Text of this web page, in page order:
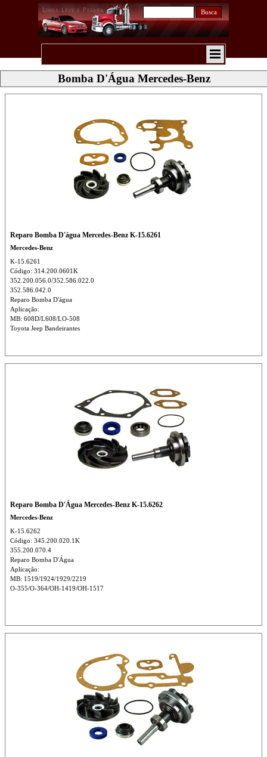
Busca
Bomba D'Água Mercedes-Benz
Reparo Bomba D'água Mercedes-Benz K-15.6261
Mercedes-Benz
K-15.6261
Código: 314.200.0601K
352.200.056.0/352.586.022.0
352.586.042.0
Reparo Bomba D'água
Aplicação:
MB: 608D/L608/LO-508
Toyota Jeep Bandeirantes
Reparo Bomba D'Água Mercedes-Benz K-15.6262
Mercedes-Benz
K-15.6262
Código: 345.200.020.1K
355.200.070.4
Reparo Bomba D'Água
Aplicação:
MB: 1519/1924/1929/2219
O-355/O-364/OH-1419/OH-1517